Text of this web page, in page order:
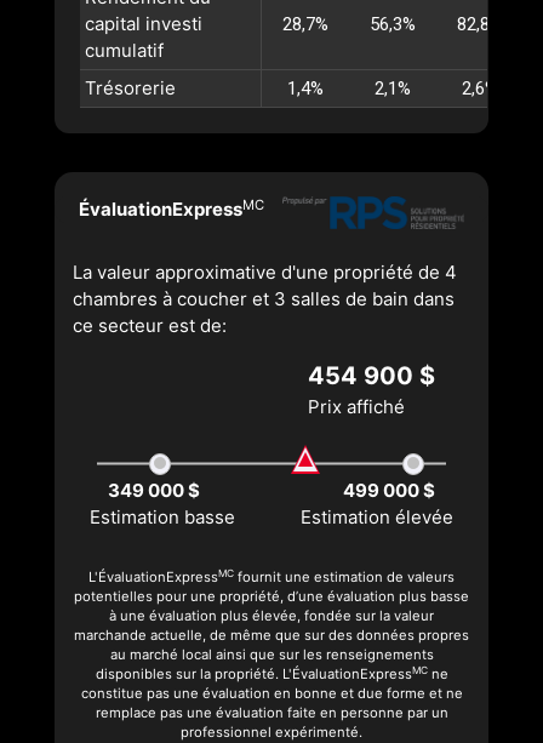
capital investi
cumulatif
28,7% 56,3% 82,8%
Trésorerie 1,4% 2,1% 2,6%
ÉvaluationExpressMC
La valeur approximative d'une propriété de 4
chambres à coucher et 3 salles de bain dans
ce secteur est de:
454 900 $
Prix affiché
349 000 $
499 000 $
Estimation basse
Estimation élevée
L'ÉvaluationExpressMC fournit une estimation de valeurs
potentielles pour une propriété, d’une évaluation plus basse
à une évaluation plus élevée, fondée sur la valeur
marchande actuelle, de même que sur des données propres
au marché local ainsi que sur les renseignements
disponibles sur la propriété. L'ÉvaluationExpressMCne
constitue pas une évaluation en bonne et due forme et ne
remplace pas une évaluation faite en personne par un
professionnel expérimenté.